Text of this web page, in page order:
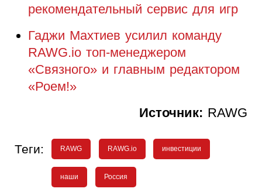
рекомендательный сервис для игр
Гаджи Махтиев усилил команду
RAWG.io топ-менеджером
«Связного» и главным редактором
«Роем!»
Источник: RAWG
Теги: RAWG RAWG.io инвестиции
наши Россия